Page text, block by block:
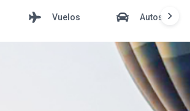
Vuelos Autos